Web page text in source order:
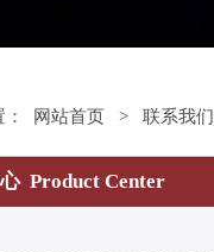
网站首页 > 联系我们
Product Center